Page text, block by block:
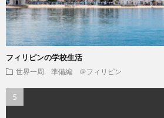
フィリピンの学校生活
世界一周 準備編 ＠フィリピン